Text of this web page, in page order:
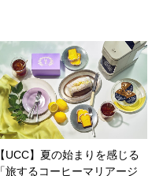
【UCC】夏の始まりを感じる
「旅するコーヒーマリアージ